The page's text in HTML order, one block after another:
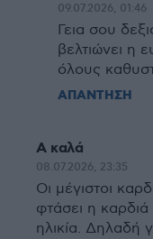
09.07.2026, 01:46
Γεια σου
βελτιώνει η
όλους
ΑΠΑΝΤΗΣΗ
Α καλά
08.07.2026, 23:35
Οι μέγιστοι
φτάσει η καρδιά
ηλικία. Δηλαδή